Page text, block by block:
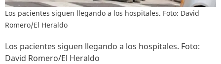
Los pacientes siguen llegando a los hospitales. Foto: David
Romero/El Heraldo
Los pacientes siguen llegando a los hospitales. Foto:
David Romero/El Heraldo